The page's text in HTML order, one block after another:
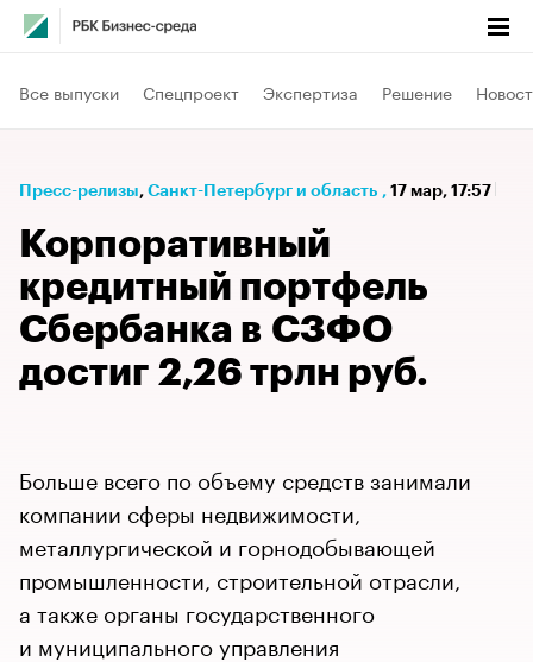
Все выпуски Спецпроект Экспертиза Решение
Пресс-релизы⁠, Санкт-Петербург и область , 17 мар, 17:57
Корпоративный
кредитный портфель
Сбербанка в СЗФО
достиг 2,26 трлн руб.
Больше всего по объему средств занимали
компании сферы недвижимости,
металлургической и горнодобывающей
промышленности, строительной отрасли,
а также органы государственного
и муниципального управления